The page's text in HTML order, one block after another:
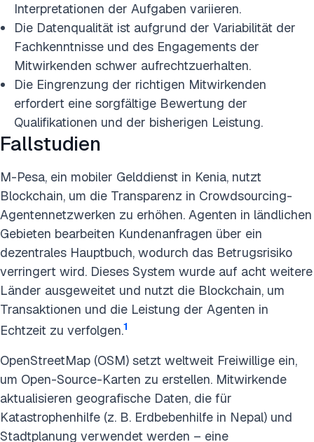
Interpretationen der Aufgaben variieren.
Die Datenqualität ist aufgrund der Variabilität der
Fachkenntnisse und des Engagements der
Mitwirkenden schwer aufrechtzuerhalten.
Die Eingrenzung der richtigen Mitwirkenden
erfordert eine sorgfältige Bewertung der
Qualifikationen und der bisherigen Leistung.
Fallstudien
M-Pesa, ein mobiler Gelddienst in Kenia, nutzt
Blockchain, um die Transparenz in Crowdsourcing-
Agentennetzwerken zu erhöhen. Agenten in ländlichen
Gebieten bearbeiten Kundenanfragen über ein
dezentrales Hauptbuch, wodurch das Betrugsrisiko
verringert wird. Dieses System wurde auf acht weitere
Länder ausgeweitet und nutzt die Blockchain, um
Transaktionen und die Leistung der Agenten in
Echtzeit zu verfolgen.1
OpenStreetMap (OSM) setzt weltweit Freiwillige ein,
um Open-Source-Karten zu erstellen. Mitwirkende
aktualisieren geografische Daten, die für
Katastrophenhilfe (z. B. Erdbebenhilfe in Nepal) und
Stadtplanung verwendet werden – eine